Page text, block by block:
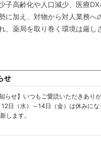
子高齢化や人口減少、医療DX
に加え、対物から対人業務へ
、薬局を取り巻く環境は厳し
せ
らせ】いつもご愛読いただきあり
日（水）～14日（金）は休みにな
します。